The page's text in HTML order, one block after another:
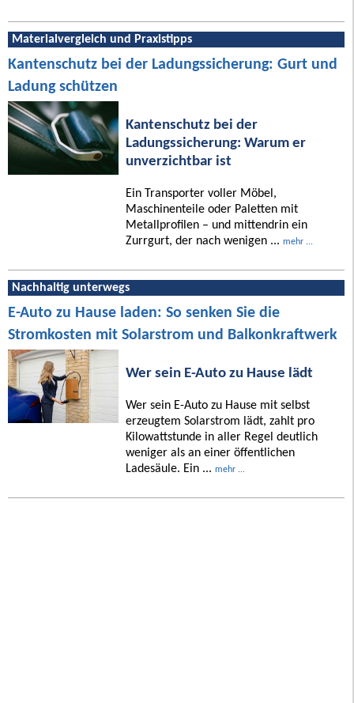
Materialvergleich und Praxistipps
Kantenschutz bei der Ladungssicherung: Gurt und
Ladung schützen
Kantenschutz bei der
Ladungssicherung: Warum er
unverzichtbar ist
Ein Transporter voller Möbel,
Maschinenteile oder Paletten mit
Metallprofilen – und mittendrin ein
Zurrgurt, der nach wenigen ... mehr ...
Nachhaltig unterwegs
E-Auto zu Hause laden: So senken Sie die
Stromkosten mit Solarstrom und Balkonkraftwerk
Wer sein E-Auto zu Hause lädt
Wer sein E-Auto zu Hause mit selbst
erzeugtem Solarstrom lädt, zahlt pro
Kilowattstunde in aller Regel deutlich
weniger als an einer öffentlichen
Ladesäule. Ein ... mehr ...